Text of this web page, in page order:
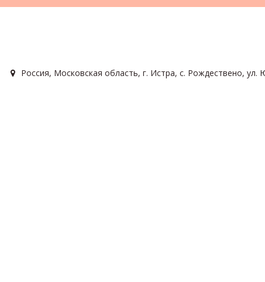
Россия, Московская область, г. Истра, с. Рождествено, ул.